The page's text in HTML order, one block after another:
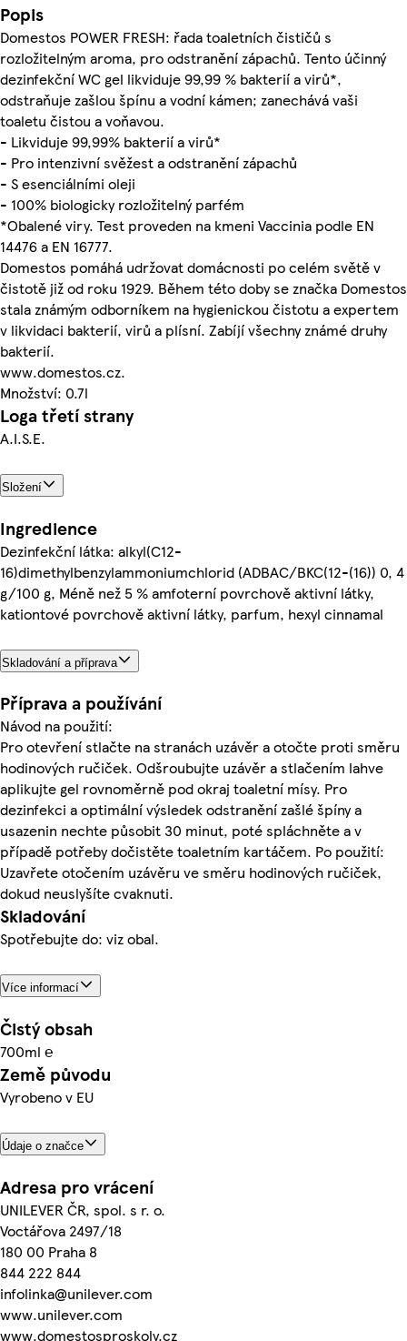
Popis
Domestos POWER FRESH: řada toaletních čističů s
rozložitelným aroma, pro odstranění zápachů. Tento účinný
dezinfekční WC gel likviduje 99,99 % bakterií a virů*,
odstraňuje zašlou špínu a vodní kámen; zanechává vaši
toaletu čistou a voňavou.
- Likviduje 99,99% bakterií a virů*
- Pro intenzivní svěžest a odstranění zápachů
- S esenciálními oleji
- 100% biologicky rozložitelný parfém
*Obalené viry. Test proveden na kmeni Vaccinia podle EN
14476 a EN 16777.
Domestos pomáhá udržovat domácnosti po celém světě v
čistotě již od roku 1929. Během této doby se značka Domestos
stala známým odborníkem na hygienickou čistotu a expertem
v likvidaci bakterií, virů a plísní. Zabíjí všechny známé druhy
bakterií.
www.domestos.cz.
Množství: 0.7l
Loga třetí strany
A.I.S.E.
Složení
Ingredience
Dezinfekční látka: alkyl(C12-
16)dimethylbenzylammoniumchlorid (ADBAC/BKC(12-(16)) 0, 4
g/100 g, Méně než 5 % amfoterní povrchově aktivní látky,
kationtové povrchově aktivní látky, parfum, hexyl cinnamal
Skladování a příprava
Příprava a používání
Návod na použití:
Pro otevření stlačte na stranách uzávěr a otočte proti směru
hodinových ručiček. Odšroubujte uzávěr a stlačením lahve
aplikujte gel rovnoměrně pod okraj toaletní mísy. Pro
dezinfekci a optimální výsledek odstranění zašlé špíny a
usazenin nechte působit 30 minut, poté spláchněte a v
případě potřeby dočistěte toaletním kartáčem. Po použití:
Uzavřete otočením uzávěru ve směru hodinových ručiček,
dokud neuslyšíte cvaknuti.
Skladování
Spotřebujte do: viz obal.
Více informací
Čistý obsah
700ml ℮
Země původu
Vyrobeno v EU
Údaje o značce
Adresa pro vrácení
UNILEVER ČR, spol. s r. o.
Voctářova 2497/18
180 00 Praha 8
844 222 844
infolinka@unilever.com
www.unilever.com
www.domestosproskoly.cz